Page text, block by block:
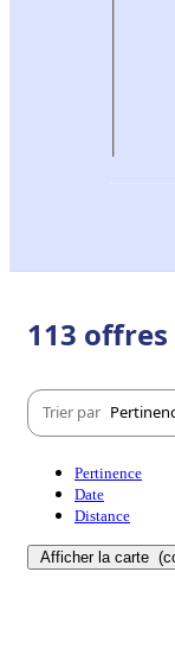
113 offres
Trier par
Pertinence
Date
Distance
Afficher la carte